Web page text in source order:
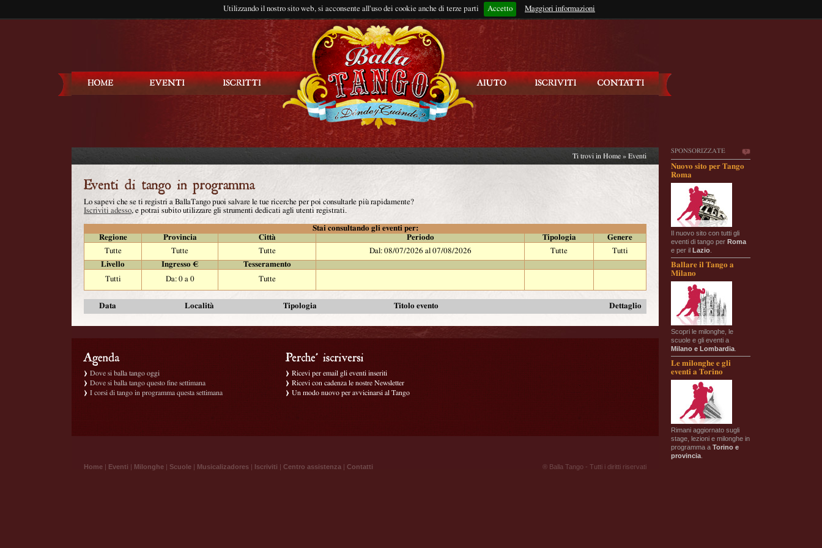
Utilizzando il nostro sito web, si acconsente all'uso dei cookie anche di terze parti Accetto Maggiori informazioni
Rimani connesso?
SPONSORIZZATE
Nuovo sito per Tango
Roma
Il nuovo sito con tutti gli
eventi di tango per Roma
e per il Lazio
Ballare il Tango a
Milano
Scopri le milonghe, le
scuole e gli eventi a
Milano e Lombardia
Le milonghe e gli
eventi a Torino
Rimani aggiornato sugli
stage, lezioni e milonghe in
programma a Torino e
provincia
Ti trovi in Home » Eventi
Lo sapevi che se ti registri a BallaTango puoi salvare le tue ricerche per poi consultarle più rapidamente?
Iscriviti adesso, e potrai subito utilizzare gli strumenti dedicati agli utenti registrati.
Stai consultando gli eventi per:
Regione
Provincia Città Periodo Tipologia
Genere
Tutte
Tutte Tutte Dal: 08/07/2026 al 07/08/2026 Tutte
Tutti
Livello
Ingresso €
Tesseramento
Tutti
Da: 0 a 0 Tutte
Data Località Tipologia Titolo evento Dettaglio
Dove si balla tango oggi
Dove si balla tango questo fine settimana
I corsi di tango in programma questa settimana
Ricevi per email gli eventi inseriti
Ricevi con cadenza le nostre Newsletter
Un modo nuovo per avvicinarsi al Tango
Home | Eventi | Milonghe | Scuole | Musicalizadores | Iscriviti | Centro assistenza | Contatti ® Balla Tango - Tutti i diritti riservati